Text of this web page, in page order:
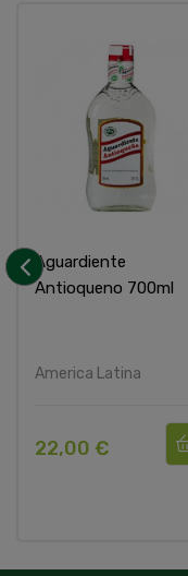
Aguardiente
Antioqueno 700ml
America Latina
22,00 €